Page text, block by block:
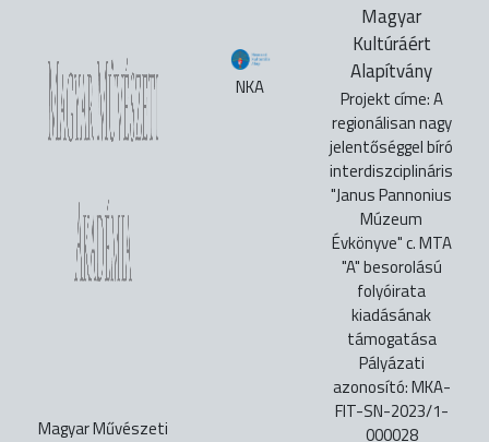
Magyar Művészeti
NKA
Magyar
Kultúráért
Alapítvány
Projekt címe: A
regionálisan nagy
jelentőséggel bíró
interdiszciplináris
"Janus Pannonius
Múzeum
Évkönyve" c. MTA
"A" besorolású
folyóirata
kiadásának
támogatása
Pályázati
azonosító: MKA-
FIT-SN-2023/1-
000028